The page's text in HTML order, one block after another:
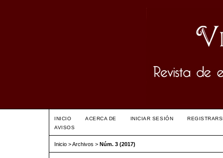
INICIO ACERCA DE INICIAR SESIÓN
AVISOS
Inicio >Archivos > Núm. 3 (2017)